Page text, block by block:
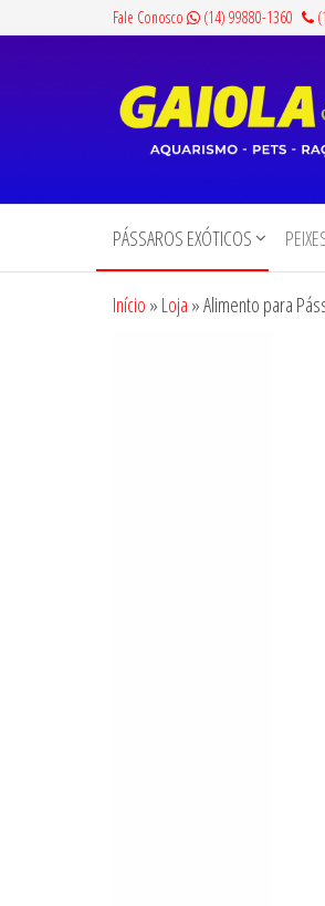
Fale Conosco (14) 99880-1360
de
Ouro
Pets,
Rações e
PÁSSAROS EXÓTICOS
Início » Loja »Alimento para